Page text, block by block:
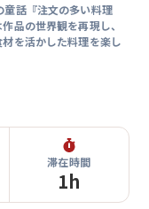
童話『注文の多い料理
品の世界観を再現し、
を活かした料理を楽し
滞在時間
1h